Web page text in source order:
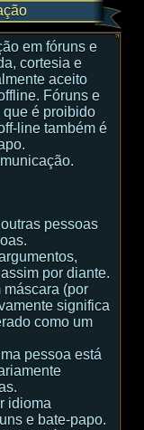
em fóruns e
cortesia e
aceito
Fóruns e
que é proibido
line também é
pessoas
por diante.
(por
significa
como um
pessoa está
idioma
e bate-papo.